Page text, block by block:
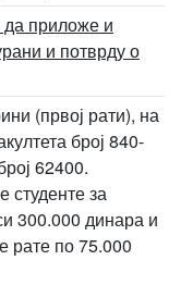
приложе и
и потврду о
(првој рати), на
број 840-
62400.
студенте за
300.000 динара и
рате по 75.000